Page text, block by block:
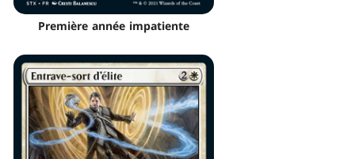
Première année impatiente